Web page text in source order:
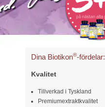
Dina Biotikon®-fördelar:
Kvalitet
Tillverkad i Tyskland
Premiumextraktkvalitet